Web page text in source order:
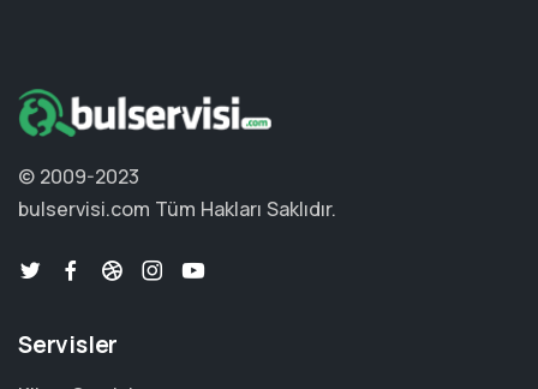
© 2009-2023
bulservisi.com Tüm Hakları Saklıdır.
Servisler